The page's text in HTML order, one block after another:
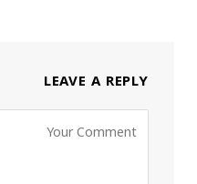
LEAVE A REPLY